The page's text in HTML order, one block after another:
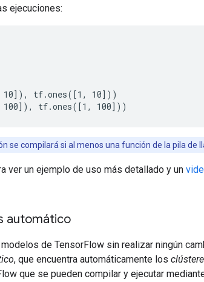
ejecuciones:
] ), tf.ones( [1, 10] ))
] ), tf.ones( [1, 100] ))
se compilará si al menos una función de la pila de
ver un ejemplo de uso más detallado y un
automático
de TensorFlow sin realizar ningún
, que encuentra automáticamente los
que se pueden compilar y ejecutar